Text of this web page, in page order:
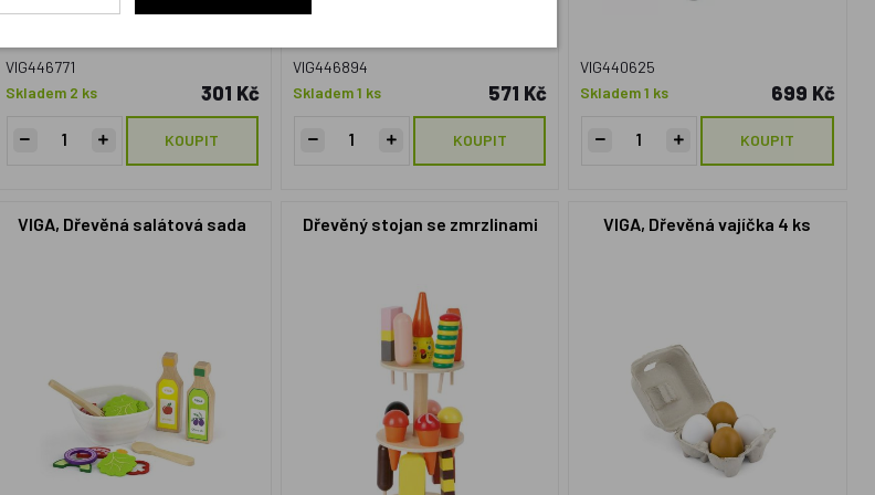
VIG446771
Skladem 2 ks
301 Kč
KOUPIT
VIG446894
Skladem 1 ks
571 Kč
KOUPIT
VIG440625
Skladem 1 ks
699 Kč
KOUPIT
VIGA, Dřevěná salátová sada Dřevěný stojan se zmrzlinami VIGA, Dřevěná vajíčka 4 ks